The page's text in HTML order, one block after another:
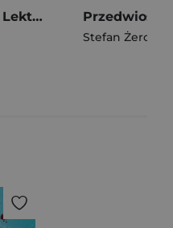
Syzyfowe prace. Lektury z opracowaniem
Stefan